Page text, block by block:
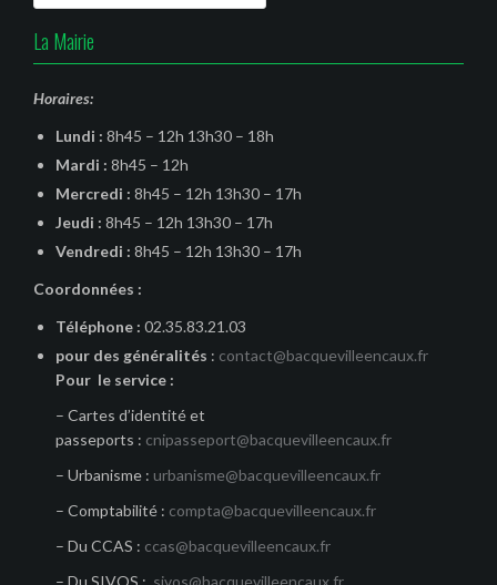
La Mairie
Horaires:
Lundi : 8h45 – 12h 13h30 – 18h
Mardi : 8h45 – 12h
Mercredi : 8h45 – 12h 13h30 – 17h
Jeudi : 8h45 – 12h 13h30 – 17h
Vendredi : 8h45 – 12h 13h30 – 17h
Coordonnées :
Téléphone : 02.35.83.21.03
pour des généralités : contact@bacquevilleencaux.fr
Pour le service :
– Cartes d’identité et
passeports : cnipasseport@bacquevilleencaux.fr
– Urbanisme : urbanisme@bacquevilleencaux.fr
– Comptabilité : compta@bacquevilleencaux.fr
– Du CCAS : ccas@bacquevilleencaux.fr
– Du SIVOS : sivos@bacquevilleencaux.fr